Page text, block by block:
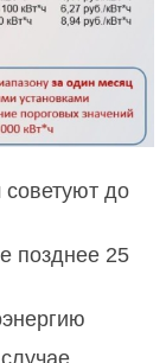
до
позднее 25